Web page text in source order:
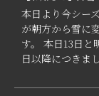
本日より今シー
が朝方から雪に
す。 本日13日と
日以降につきま